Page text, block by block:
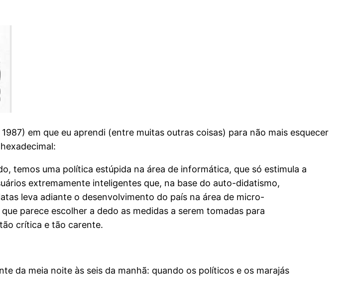
1987) em que eu aprendi (entre muitas outras coisas) para não mais esquecer
temos uma política estúpida na área de informática, que só estimula a
extremamente inteligentes que, na base do auto-didatismo,
leva adiante o desenvolvimento do país na área de micro-
parece escolher a dedo as medidas a serem tomadas para
crítica e tão carente.
da meia noite às seis da manhã: quando os políticos e os marajás